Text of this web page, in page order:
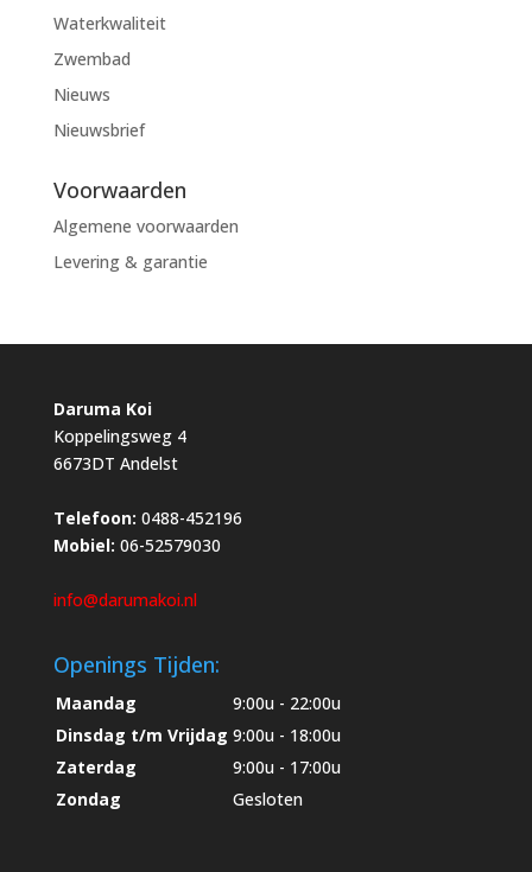
Waterkwaliteit
Zwembad
Nieuws
Nieuwsbrief
Voorwaarden
Algemene voorwaarden
Levering & garantie
Daruma Koi
Koppelingsweg 4
6673DT Andelst
Telefoon: 0488-452196
Mobiel: 06-52579030
info@darumakoi.nl
Openings Tijden:
Maandag
9:00u - 22:00u
Dinsdag t/m Vrijdag 9:00u - 18:00u
Zaterdag
9:00u - 17:00u
Zondag
Gesloten